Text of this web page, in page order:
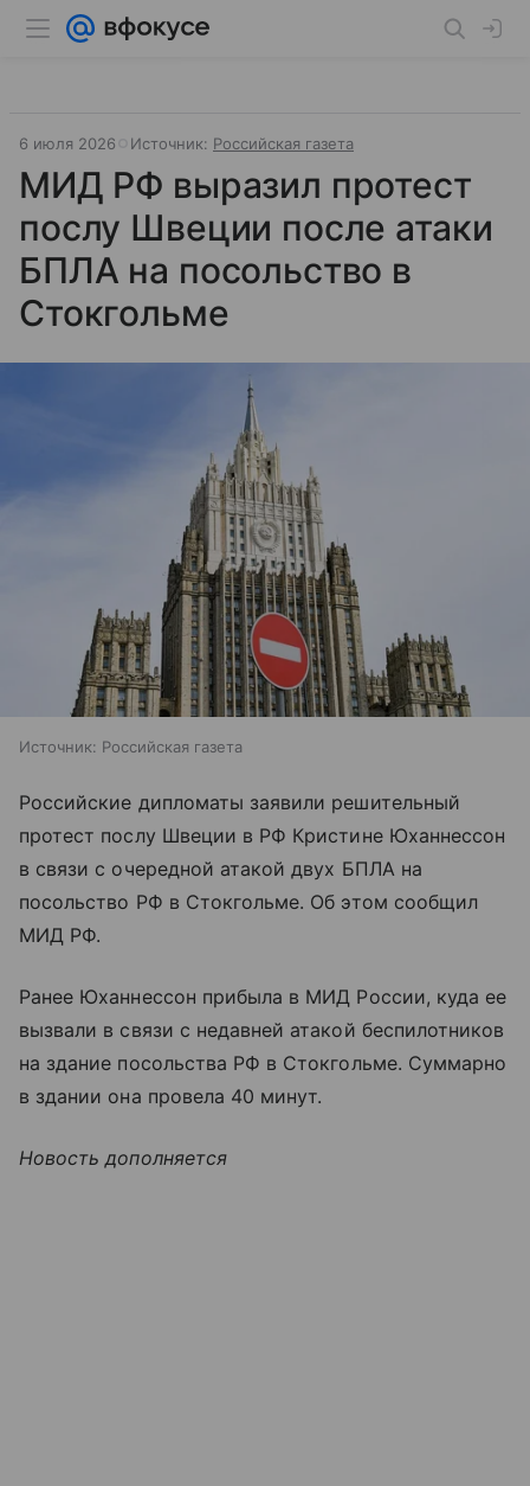
6 июля 2026 Источник: Российская газета
МИД РФ выразил протест
послу Швеции после атаки
БПЛА на посольство в
Стокгольме
Источник: Российская газета
Российские дипломаты заявили решительный
протест послу Швеции в РФ Кристине Юханнессон
в связи с очередной атакой двух БПЛА на
посольство РФ в Стокгольме. Об этом сообщил
МИД РФ.
Ранее Юханнессон прибыла в МИД России, куда ее
вызвали в связи с недавней атакой беспилотников
на здание посольства РФ в Стокгольме. Суммарно
в здании она провела 40 минут.
Новость дополняется